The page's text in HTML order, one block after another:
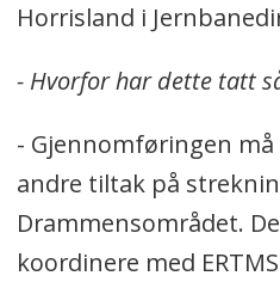
Horrisland i
- Hvorfor har dette tatt
- Gjennomføringen
andre tiltak på
Drammensområdet.
koordinere med